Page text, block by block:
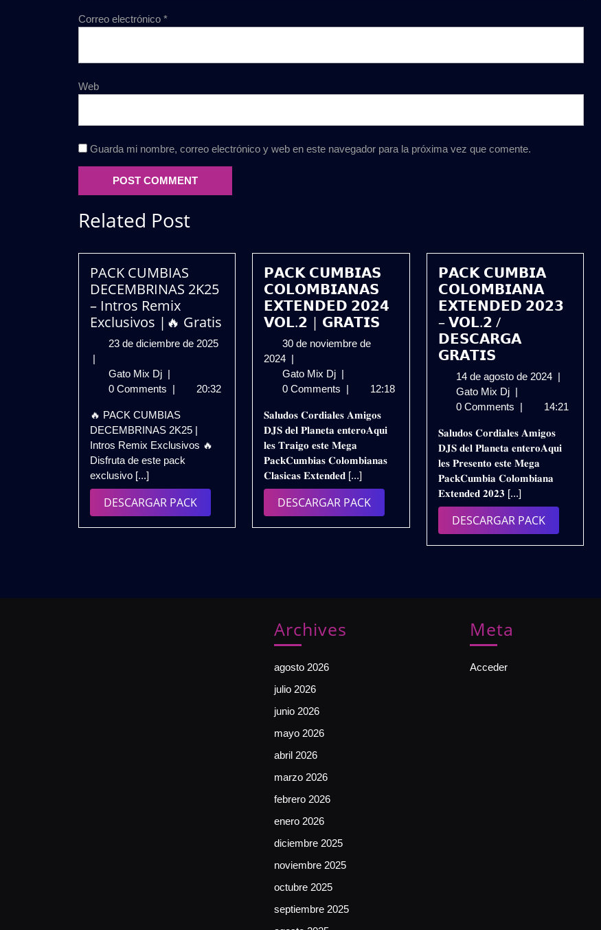
Correo electrónico *
Web
Guarda mi nombre, correo electrónico y web en este navegador para la próxima vez que comente.
Related Post
PACK CUMBIAS
DECEMBRINAS 2K25
– Intros Remix
Exclusivos |🔥 Gratis
23 de diciembre de 202523
de
|
Gato Mix Dj PACK
CUMBIAS
2K25
–
Intros
Remix
🔥
|
0 Comments | 20:32
🔥 PACK CUMBIAS
DECEMBRINAS 2K25 |
Intros Remix Exclusivos 🔥
Disfruta de este pack
exclusivo [...]
DESCARGAR PACKDESCARGAR
PACK
𝗣𝗔𝗖𝗞 𝗖𝗨𝗠𝗕𝗜𝗔𝗦
𝗖𝗢𝗟𝗢𝗠𝗕𝗜𝗔𝗡𝗔𝗦
𝗘𝗫𝗧𝗘𝗡𝗗𝗘𝗗 𝟮𝟬𝟮𝟰
𝗩𝗢𝗟.𝟮 | 𝗚𝗥𝗔𝗧𝗜𝗦
30 de noviembre de
2024 30
de
noviembre
2024
|
Gato Mix Dj 𝗣𝗔𝗖𝗞
𝗖𝗨𝗠𝗕𝗜𝗔𝗦
𝗘𝗫𝗧𝗘𝗡𝗗𝗘𝗗
𝟮𝟬𝟮𝟰
𝗩𝗢𝗟.𝟮
|
𝗚𝗥𝗔𝗧𝗜𝗦
|
0 Comments | 12:18
𝐒𝐚𝐥𝐮𝐝𝐨𝐬 𝐂𝐨𝐫𝐝𝐢𝐚𝐥𝐞𝐬 𝐀𝐦𝐢𝐠𝐨𝐬
𝐃𝐉𝐒 𝐝𝐞𝐥 𝐏𝐥𝐚𝐧𝐞𝐭𝐚 𝐞𝐧𝐭𝐞𝐫𝐨𝐀𝐪𝐮𝐢
𝐥𝐞𝐬 𝐓𝐫𝐚𝐢𝐠𝐨 𝐞𝐬𝐭𝐞 𝐌𝐞𝐠𝐚
𝐏𝐚𝐜𝐤𝐂𝐮𝐦𝐛𝐢𝐚𝐬 𝐂𝐨𝐥𝐨𝐦𝐛𝐢𝐚𝐧𝐚𝐬
𝐂𝐥𝐚𝐬𝐢𝐜𝐚𝐬 𝐄𝐱𝐭𝐞𝐧𝐝𝐞𝐝 [...]
DESCARGAR PACKDESCARGAR
PACK
𝗣𝗔𝗖𝗞 𝗖𝗨𝗠𝗕𝗜𝗔
𝗖𝗢𝗟𝗢𝗠𝗕𝗜𝗔𝗡𝗔
𝗘𝗫𝗧𝗘𝗡𝗗𝗘𝗗 𝟮𝟬𝟮𝟯
– 𝗩𝗢𝗟.𝟮 /
𝗗𝗘𝗦𝗖𝗔𝗥𝗚𝗔
𝗚𝗥𝗔𝗧𝗜𝗦
14 de agosto de 2024 14
agosto
2024
|
Gato Mix Dj 𝗣𝗔𝗖𝗞
𝗖𝗨𝗠𝗕𝗜𝗔
𝗘𝗫𝗧𝗘𝗡𝗗𝗘𝗗
𝟮𝟬𝟮𝟯
–
𝗩𝗢𝗟.𝟮
/
𝗗𝗘𝗦𝗖𝗔𝗥𝗚𝗔
𝗚𝗥𝗔𝗧𝗜𝗦
|
0 Comments | 14:21
𝐒𝐚𝐥𝐮𝐝𝐨𝐬 𝐂𝐨𝐫𝐝𝐢𝐚𝐥𝐞𝐬 𝐀𝐦𝐢𝐠𝐨𝐬
𝐃𝐉𝐒 𝐝𝐞𝐥 𝐏𝐥𝐚𝐧𝐞𝐭𝐚 𝐞𝐧𝐭𝐞𝐫𝐨𝐀𝐪𝐮𝐢
𝐥𝐞𝐬 𝐏𝐫𝐞𝐬𝐞𝐧𝐭𝐨 𝐞𝐬𝐭𝐞 𝐌𝐞𝐠𝐚
𝐏𝐚𝐜𝐤𝐂𝐮𝐦𝐛𝐢𝐚 𝐂𝐨𝐥𝐨𝐦𝐛𝐢𝐚𝐧𝐚
𝐄𝐱𝐭𝐞𝐧𝐝𝐞𝐝 𝟐𝟎𝟐𝟑 [...]
DESCARGAR PACKDESCARGAR
PACK
Archives
agosto 2026
julio 2026
junio 2026
mayo 2026
abril 2026
marzo 2026
febrero 2026
enero 2026
diciembre 2025
noviembre 2025
octubre 2025
septiembre 2025
Meta
Acceder